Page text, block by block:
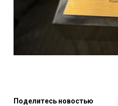
Поделитесь новостью